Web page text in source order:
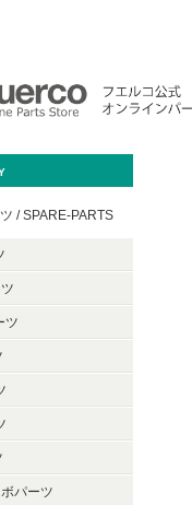
/ SPARE-PARTS
ツ
パーツ